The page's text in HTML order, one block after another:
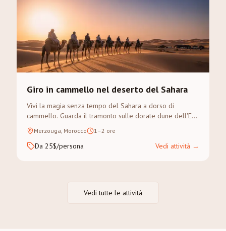
Giro in cammello nel deserto del Sahara
Vivi la magia senza tempo del Sahara a dorso di
cammello. Guarda il tramonto sulle dorate dune dell'Erg
Chebbi in un trek guidato.
Merzouga, Morocco 1–2 ore
Da 25$/persona Vedi attività →
Vedi tutte le attività